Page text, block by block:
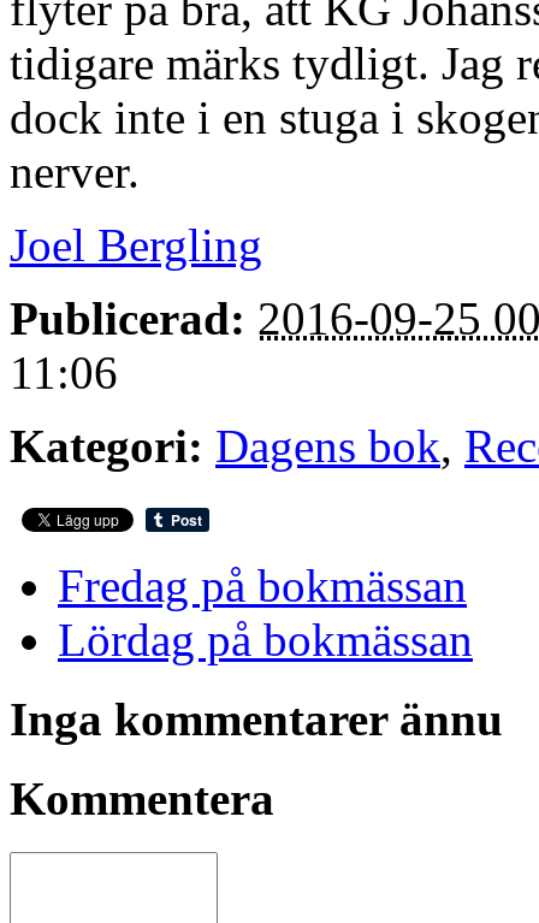
tidigare märks tydligt. Jag
dock inte i en stuga i
nerver.
Joel Bergling
Publicerad: 2016-09-25
11:06
Kategori: Dagens bok,
Fredag på bokmässan
Lördag på bokmässan
Inga kommentarer ännu
Kommentera